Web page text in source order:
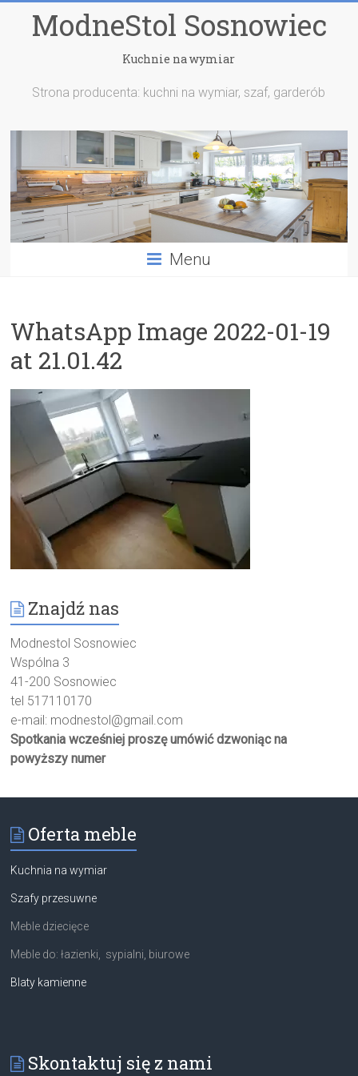
ModneStol Sosnowiec
Kuchnie na wymiar
Strona producenta: kuchni na wymiar, szaf, garderób
Menu
WhatsApp Image 2022-01-19
at 21.01.42
Znajdź nas
Modnestol Sosnowiec
Wspólna 3
41-200 Sosnowiec
tel 517110170
e-mail: modnestol@gmail.com
Spotkania wcześniej proszę umówić dzwoniąc na
powyższy numer
Oferta meble
Kuchnia na wymiar
Szafy przesuwne
Meble dziecięce
Meble do: łazienki, sypialni, biurowe
Blaty kamienne
Skontaktuj się z nami